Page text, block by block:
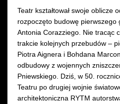
Teatr kształtował swoje oblicze
rozpoczęto budowę pierwszego
Antonia Corazziego. Nie tracąc
trakcie kolejnych przebudów –
Piotra Aignera i Bohdana
odbudowy z wojennych
Pniewskiego. Dziś, w 50.
Teatru po drugiej wojnie
architektoniczna RYTM